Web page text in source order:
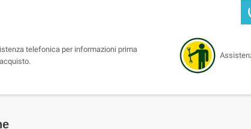
telefonica per informazioni prima